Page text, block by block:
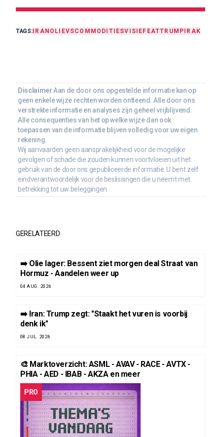
TAGS: IRAN OLIEVSCOMMODITIESVISIE FEATTRUMP IRAK
DisclaimerAan de door ons opgestelde informatie kan op
geen enkele wijze rechten worden ontleend. Alle door ons
verstrekte informatie en analyses zijn geheel vrijblijvend.
Alle consequenties van het op welke wijze dan ook
toepassen van de informatie blijven volledig voor uw eigen
rekening.
Wij aanvaarden geen aansprakelijkheid voor de mogelijke
gevolgen of schade die zouden kunnen voortvloeien uit het
gebruik van de door ons gepubliceerde informatie. U bent zelf
eindverantwoordelijk voor de beslissingen die u neemt met
betrekking tot uw beleggingen.
GERELATEERD
➡️ Olie lager: Bessent ziet morgen deal Straat van
Hormuz - Aandelen weer up
04 AUG. 2026
➡️ Iran: Trump zegt: "Staakt het vuren is voorbij
denk ik"
08 JUL. 2026
🎨 Marktoverzicht: ASML - AVAV - RACE - AVTX -
PHIA - AED - IBAB - AKZA en meer
PRO